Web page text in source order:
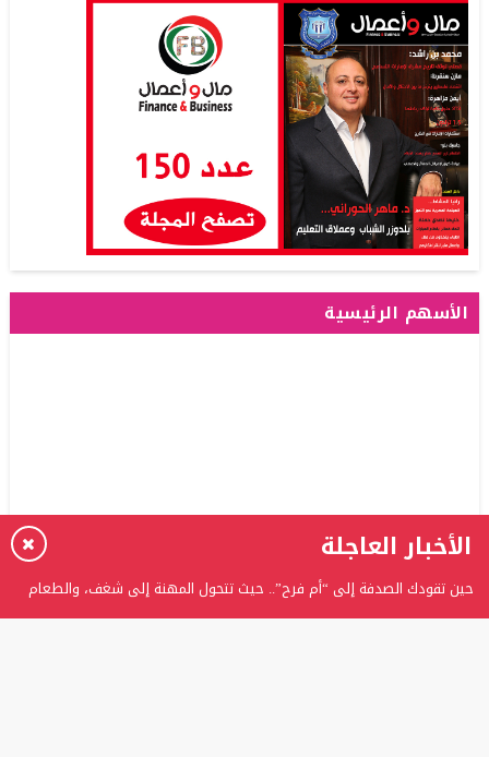
الأسهم الرئيسية
الأخبار العاجلة
حين تقودك الصدفة إلى “أم فرح”.. حيث تتحول المهنة إلى شغف، والطعام
إلى حكاية